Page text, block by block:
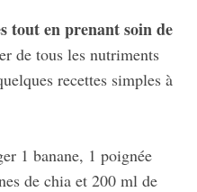
tout en prenant soin de
de tous les nutriments
recettes simples à
1 banane, 1 poignée
de chia et 200 ml de